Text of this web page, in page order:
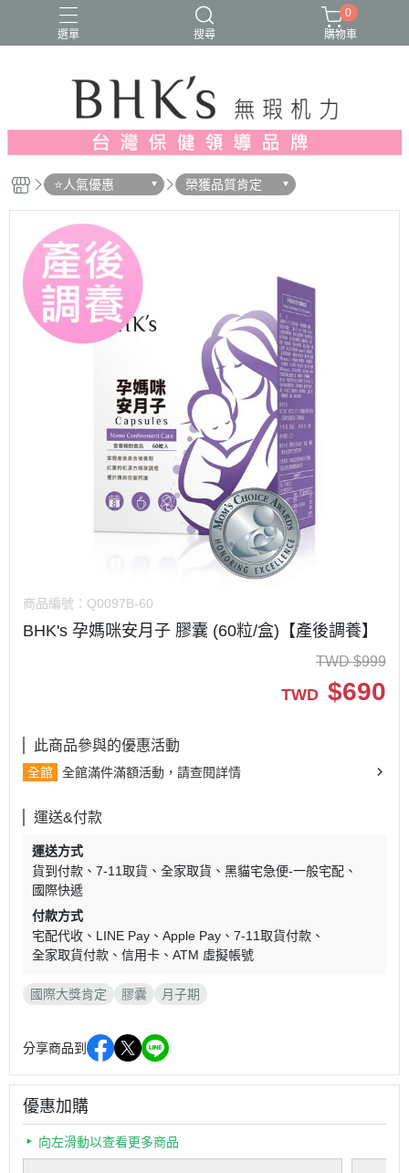
選單 搜尋
人氣推薦 多入優惠 日常維他命
漢方養生
蔓越莓/私密保養
0
購物車
⭐人氣優惠 榮獲品質肯定
商品編號： Q0097B-60
BHK's 孕媽咪安月子 膠囊 (60粒/盒)【產後調養】
TWD $999
TWD $690
此商品參與的優惠活動
全館 全館滿件滿額活動，請查閱詳情
運送&付款
運送方式
貨到付款
7-11取貨 全家取貨
黑貓宅急便-一般宅配
國際快遞
付款方式
宅配代收
LINE Pay Apple Pay
7-11取貨付款
全家取貨付款
信用卡 ATM 虛擬帳號
國際大獎肯定 膠囊 月子期
分享商品到
優惠加購
向左滑動以查看更多商品